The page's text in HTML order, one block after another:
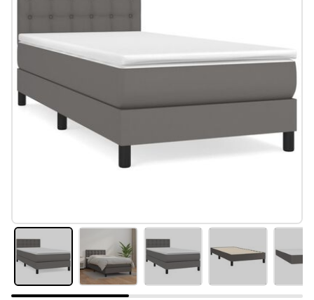
#sharemevidaxl